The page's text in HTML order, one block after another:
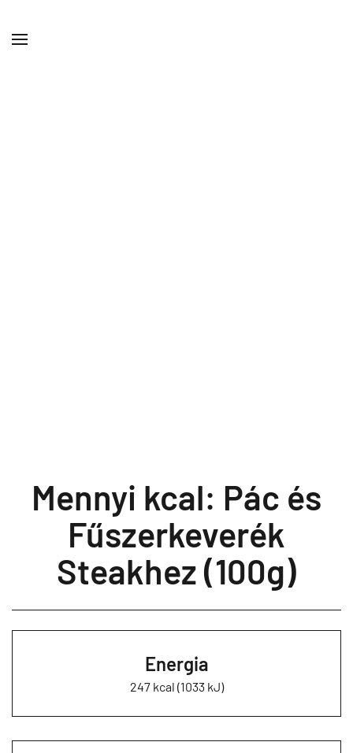
Mennyi kcal: Pác és
Fűszerkeverék
Steakhez (100g)
Energia
247 kcal (1033 kJ)